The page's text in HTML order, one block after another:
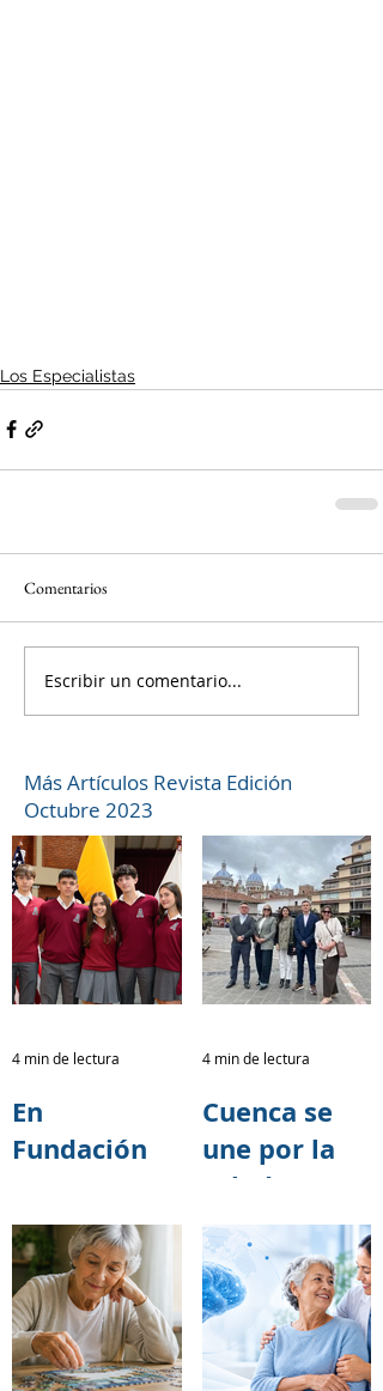
Los Especialistas
Comentarios
Escribir un comentario...
Más Artículos Revista Edición
Octubre 2023
En
Fundación
creemos que
cada acto de
solidaridad
tiene el
poder de
4 min de lectura
Cuenca se
une por la
salud
cerebral:
Fundación
TASE
fortalece
alianzas
4 min de lectura